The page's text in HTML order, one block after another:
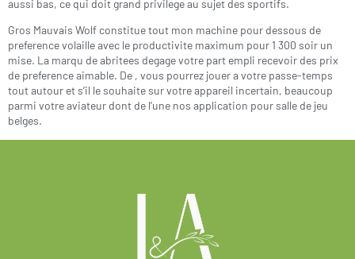
aussi bas, ce qui doit grand privilege au sujet des sportifs.
Gros Mauvais Wolf constitue tout mon machine pour dessous de
preference volaille avec le productivite maximum pour 1 300 soir un
mise. La marqu de abritees degage votre part empli recevoir des prix
de preference aimable. De , vous pourrez jouer a votre passe-temps
tout autour et s’il le souhaite sur votre appareil incertain, beaucoup
parmi votre aviateur dont de l’une nos application pour salle de jeu
belges.